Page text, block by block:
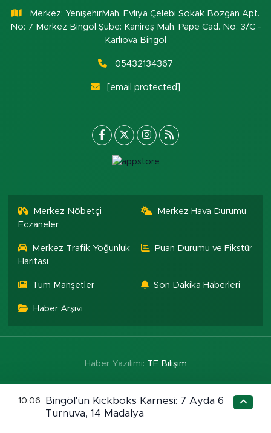
Merkez: YenişehirMah. Evliya Çelebi Sokak Bozgan Apt.
No: 7 Merkez Bingöl Şube: Kanireş Mah. Pape Cad. No: 3/C -
Karlıova Bingöl
05432134367
[email protected]
Merkez Nöbetçi
Eczaneler
Merkez Hava Durumu
Merkez Trafik Yoğunluk
Haritası
Puan Durumu ve Fikstür
Tüm Manşetler Son Dakika Haberleri
Haber Arşivi
Haber Yazılımı: TE Bilişim
10:06
Bingöl'ün Kickboks Karnesi: 7 Ayda 6
Turnuva, 14 Madalya